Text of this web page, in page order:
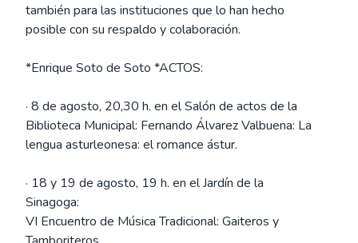
también para las instituciones que lo han hecho
posible con su respaldo y colaboración.
*Enrique Soto de Soto *ACTOS:
· 8 de agosto, 20,30 h. en el Salón de actos de la
Biblioteca Municipal: Fernando Álvarez Valbuena: La
lengua asturleonesa: el romance ástur.
· 18 y 19 de agosto, 19 h. en el Jardín de la
Sinagoga:
VI Encuentro de Música Tradicional: Gaiteros y